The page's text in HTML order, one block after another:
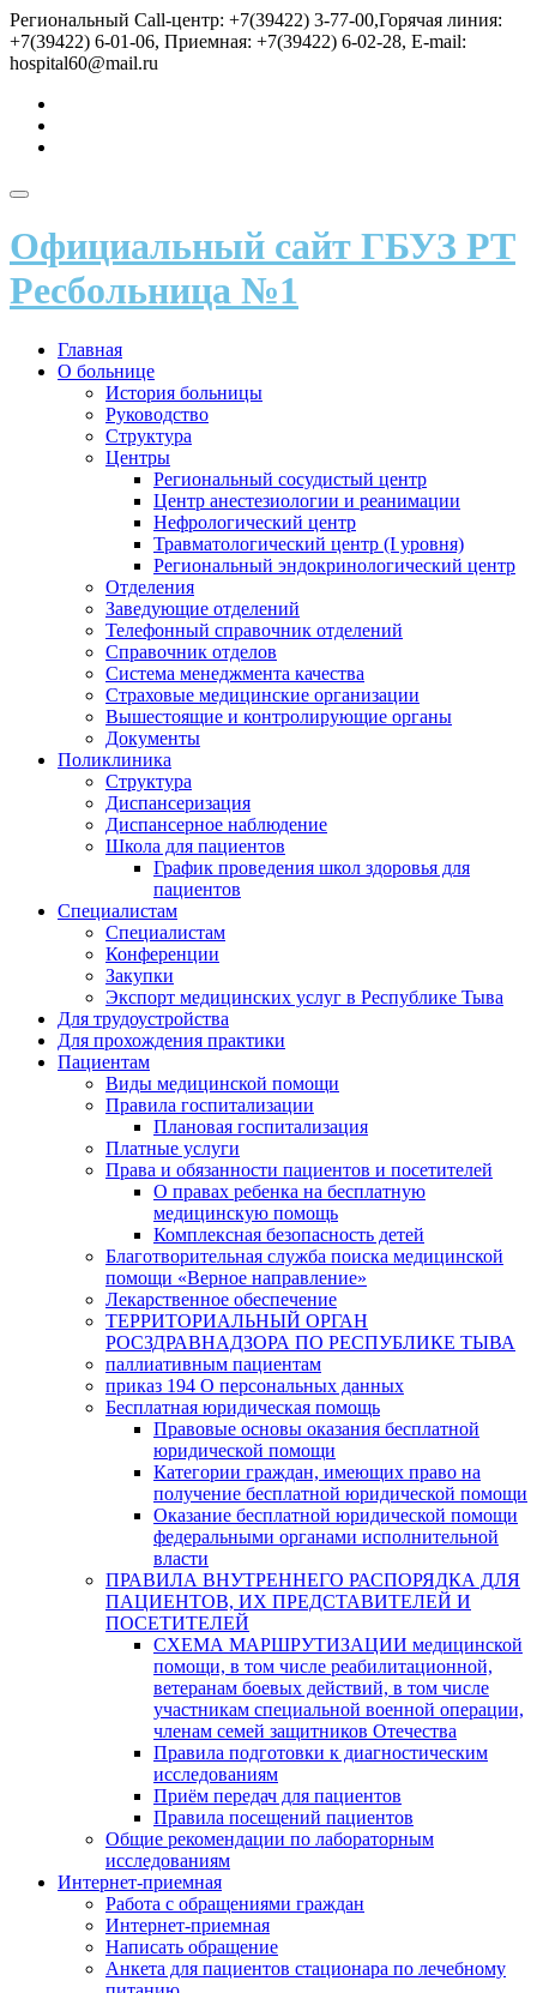
Перейти
к
содержимому
Региональный Call-центр: +7(39422) 3-77-00,Горячая линия:
+7(39422) 6-01-06, Приемная: +7(39422) 6-02-28, E-mail:
hospital60@mail.ru
Показать/
навигацию
Официальный сайт ГБУЗ РТ
Ресбольница №1
Главная
О больнице
История больницы
Руководство
Структура
Центры
Региональный сосудистый центр
Центр анестезиологии и реанимации
Нефрологический центр
Травматологический центр (I уровня)
Региональный эндокринологический центр
Отделения
Заведующие отделений
Телефонный справочник отделений
Справочник отделов
Система менеджмента качества
Страховые медицинские организации
Вышестоящие и контролирующие органы
Документы
Поликлиника
Структура
Диспансеризация
Диспансерное наблюдение
Школа для пациентов
График проведения школ здоровья для
пациентов
Специалистам
Специалистам
Конференции
Закупки
Экспорт медицинских услуг в Республике Тыва
Для трудоустройства
Для прохождения практики
Пациентам
Виды медицинской помощи
Правила госпитализации
Плановая госпитализация
Платные услуги
Права и обязанности пациентов и посетителей
О правах ребенка на бесплатную
медицинскую помощь
Комплексная безопасность детей
Благотворительная служба поиска медицинской
помощи «Верное направление»
Лекарственное обеспечение
ТЕРРИТОРИАЛЬНЫЙ ОРГАН
РОСЗДРАВНАДЗОРА ПО РЕСПУБЛИКЕ ТЫВА
паллиативным пациентам
приказ 194 О персональных данных
Бесплатная юридическая помощь
Правовые основы оказания бесплатной
юридической помощи
Категории граждан, имеющих право на
получение бесплатной юридической помощи
Оказание бесплатной юридической помощи
федеральными органами исполнительной
власти
ПРАВИЛА ВНУТРЕННЕГО РАСПОРЯДКА ДЛЯ
ПАЦИЕНТОВ, ИХ ПРЕДСТАВИТЕЛЕЙ И
ПОСЕТИТЕЛЕЙ
СХЕМА МАРШРУТИЗАЦИИ медицинской
помощи, в том числе реабилитационной,
ветеранам боевых действий, в том числе
участникам специальной военной операции,
членам семей защитников Отечества
Правила подготовки к диагностическим
исследованиям
Приём передач для пациентов
Правила посещений пациентов
Общие рекомендации по лабораторным
исследованиям
Интернет-приемная
Работа с обращениями граждан
Интернет-приемная
Написать обращение
Анкета для пациентов стационара по лечебному